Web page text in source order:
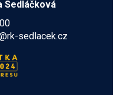
Sedláčková
sedlacek.cz